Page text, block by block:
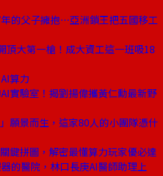
的父子擁抱⋯亞洲鎖王把五國移工
頂大第一槍！成大資工這一班吸18
算力
實驗室！揭劉揚偉攜黃仁勳最新野
願景而生，這家80人的小團隊憑什
鍵拼圖，解密最懂算力玩家優必達
的醫院，林口長庚AI醫師助理上